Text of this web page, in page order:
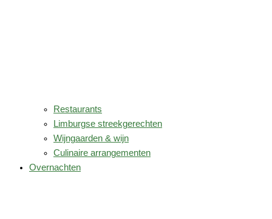
Restaurants
Limburgse streekgerechten
Wijngaarden & wijn
Culinaire arrangementen
Overnachten